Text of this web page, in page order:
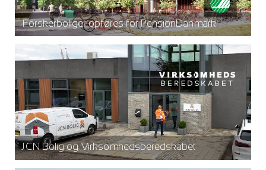
Forskerboliger opføres for PensionDanmark
JCN Bolig og Virksomhedsberedskabet